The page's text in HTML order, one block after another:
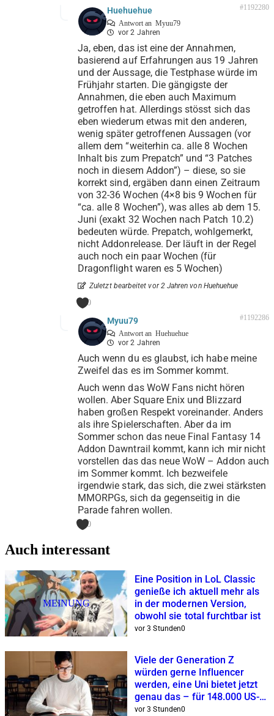
Huehuehue
Antwort an Myuu79
vor 2 Jahren
#1192280
Ja, eben, das ist eine der Annahmen,
basierend auf Erfahrungen aus 19 Jahren
und der Aussage, die Testphase würde im
Frühjahr starten. Die gängigste der
Annahmen, die eben auch Maximum
getroffen hat. Allerdings stösst sich das
eben wiederum etwas mit den anderen,
wenig später getroffenen Aussagen (vor
allem dem “weiterhin ca. alle 8 Wochen
Inhalt bis zum Prepatch” und “3 Patches
noch in diesem Addon”) – diese, so sie
korrekt sind, ergäben dann einen Zeitraum
von 32-36 Wochen (4×8 bis 9 Wochen für
“ca. alle 8 Wochen”), was alles ab dem 15.
Juni (exakt 32 Wochen nach Patch 10.2)
bedeuten würde. Prepatch, wohlgemerkt,
nicht Addonrelease. Der läuft in der Regel
auch noch ein paar Wochen (für
Dragonflight waren es 5 Wochen)
Zuletzt bearbeitet vor 2 Jahren von Huehuehue
0
Myuu79
Antwort an Huehuehue
vor 2 Jahren
#1192286
Auch wenn du es glaubst, ich habe meine
Zweifel das es im Sommer kommt.
Auch wenn das WoW Fans nicht hören
wollen. Aber Square Enix und Blizzard
haben großen Respekt voreinander. Anders
als ihre Spielerschaften. Aber da im
Sommer schon das neue Final Fantasy 14
Addon Dawntrail kommt, kann ich mir nicht
vorstellen das das neue WoW – Addon auch
im Sommer kommt. Ich bezweifele
irgendwie stark, das sich, die zwei stärksten
MMORPGs, sich da gegenseitig in die
Parade fahren wollen.
0
Auch interessant
MEINUNG
Eine Position in LoL Classic
genieße ich aktuell mehr als
in der modernen Version,
obwohl sie total furchtbar ist
vor 3 Stunden0
Viele der Generation Z
würden gerne Influencer
werden, eine Uni bietet jetzt
genau das – für 148.000 US-
Dollar
vor 3 Stunden0